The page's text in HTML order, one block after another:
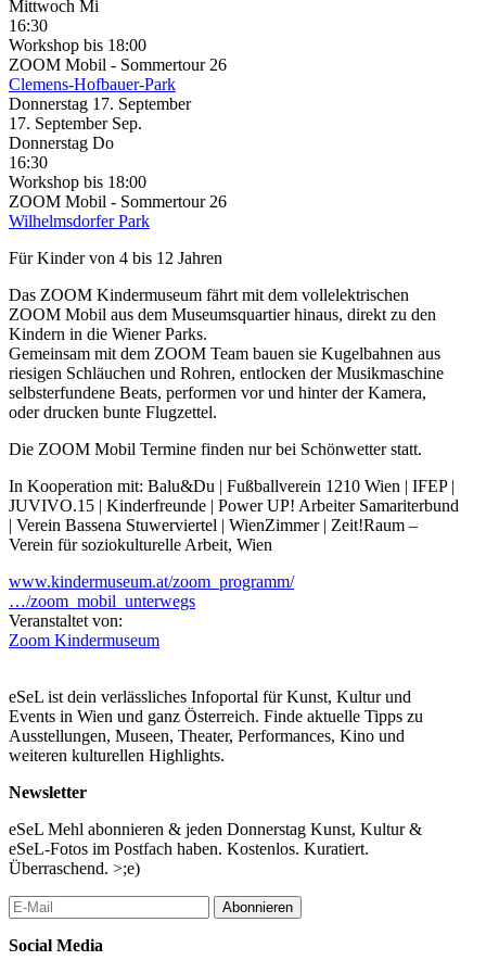
Mittwoch Mi
16:30
Workshop bis 18:00
ZOOM Mobil - Sommertour 26
Clemens-Hofbauer-Park
Donnerstag 17. September
17. September Sep.
Donnerstag Do
16:30
Workshop bis 18:00
ZOOM Mobil - Sommertour 26
Wilhelmsdorfer Park
Für Kinder von 4 bis 12 Jahren
Das ZOOM Kindermuseum fährt mit dem vollelektrischen
ZOOM Mobil aus dem Museumsquartier hinaus, direkt zu den
Kindern in die Wiener Parks.
Gemeinsam mit dem ZOOM Team bauen sie Kugelbahnen aus
riesigen Schläuchen und Rohren, entlocken der Musikmaschine
selbsterfundene Beats, performen vor und hinter der Kamera,
oder drucken bunte Flugzettel.
Die ZOOM Mobil Termine finden nur bei Schönwetter statt.
In Kooperation mit: Balu&Du | Fußballverein 1210 Wien | IFEP |
JUVIVO.15 | Kinderfreunde | Power UP! Arbeiter Samariterbund
| Verein Bassena Stuwerviertel | WienZimmer | Zeit!Raum –
Verein für soziokulturelle Arbeit, Wien
www.kindermuseum.at/zoom_programm/
…/zoom_mobil_unterwegs
Veranstaltet von:
Zoom Kindermuseum
eSeL ist dein verlässliches Infoportal für Kunst, Kultur und
Events in Wien und ganz Österreich. Finde aktuelle Tipps zu
Ausstellungen, Museen, Theater, Performances, Kino und
weiteren kulturellen Highlights.
Newsletter
eSeL Mehl abonnieren & jeden Donnerstag Kunst, Kultur &
eSeL-Fotos im Postfach haben. Kostenlos. Kuratiert.
Überraschend. >;e)
Abonnieren
Social Media